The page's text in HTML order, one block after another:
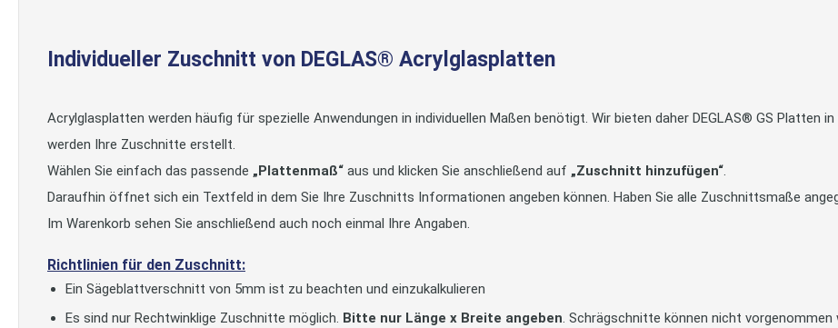
Individueller Zuschnitt von DEGLAS® Acrylglasplatten
Acrylglasplatten werden häufig für spezielle Anwendungen in individuellen Maßen benötigt. Wir bieten daher DEGLAS® GS Platten
werden Ihre Zuschnitte erstellt.
Wählen Sie einfach das passende „Plattenmaß“ aus und klicken Sie anschließend auf „Zuschnitt hinzufügen“
Daraufhin öffnet sich ein Textfeld in dem Sie Ihre Zuschnitts Informationen angeben können. Haben Sie alle Zuschnittsmaße
Im Warenkorb sehen Sie anschließend auch noch einmal Ihre Angaben.
Richtlinien für den Zuschnitt:
Ein Sägeblattverschnitt von 5mm ist zu beachten und einzukalkulieren
Es sind nur Rechtwinklige Zuschnitte möglich. Bitte nur Länge x Breite angeben . Schrägschnitte können nicht vorgenommen